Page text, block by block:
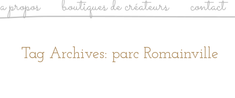
a propos boutiques de créateurs contact
Tag Archives: parc Romainville